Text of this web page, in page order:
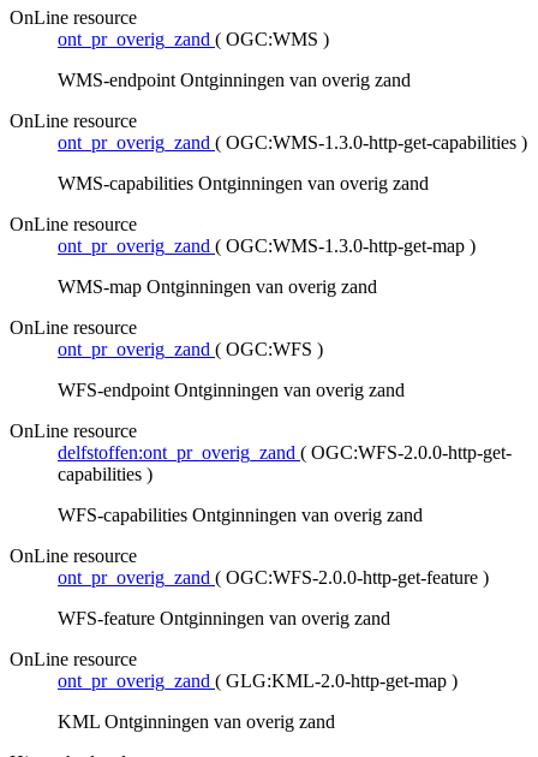
OnLine resource
ont_pr_overig_zand ( OGC:WMS )
WMS-endpoint Ontginningen van overig zand
OnLine resource
ont_pr_overig_zand ( OGC:WMS-1.3.0-http-get-capabilities )
WMS-capabilities Ontginningen van overig zand
OnLine resource
ont_pr_overig_zand ( OGC:WMS-1.3.0-http-get-map )
WMS-map Ontginningen van overig zand
OnLine resource
ont_pr_overig_zand ( OGC:WFS )
WFS-endpoint Ontginningen van overig zand
OnLine resource
delfstoffen:ont_pr_overig_zand ( OGC:WFS-2.0.0-http-get-
capabilities )
WFS-capabilities Ontginningen van overig zand
OnLine resource
ont_pr_overig_zand ( OGC:WFS-2.0.0-http-get-feature )
WFS-feature Ontginningen van overig zand
OnLine resource
ont_pr_overig_zand ( GLG:KML-2.0-http-get-map )
KML Ontginningen van overig zand